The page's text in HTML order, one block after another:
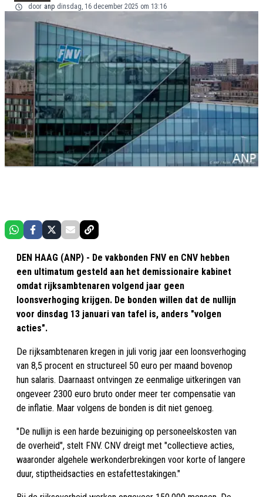
door anp dinsdag, 16 december 2025 om 13:16
DEN HAAG (ANP) - De vakbonden FNV en CNV hebben
een ultimatum gesteld aan het demissionaire kabinet
omdat rijksambtenaren volgend jaar geen
loonsverhoging krijgen. De bonden willen dat de nullijn
voor dinsdag 13 januari van tafel is, anders "volgen
acties".
De rijksambtenaren kregen in juli vorig jaar een loonsverhoging
van 8,5 procent en structureel 50 euro per maand bovenop
hun salaris. Daarnaast ontvingen ze eenmalige uitkeringen van
ongeveer 2300 euro bruto onder meer ter compensatie van
de inflatie. Maar volgens de bonden is dit niet genoeg.
"De nullijn is een harde bezuiniging op personeelskosten van
de overheid", stelt FNV. CNV dreigt met "collectieve acties,
waaronder algehele werkonderbrekingen voor korte of langere
duur, stiptheidsacties en estafettestakingen."